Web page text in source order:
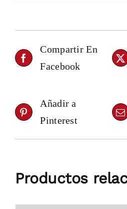
Compartir En
Facebook
Añadir a
Pinterest
Productos